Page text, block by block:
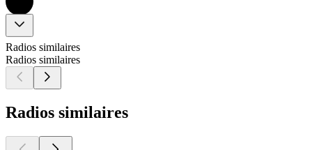
Radios similaires
Radios similaires
Radios similaires